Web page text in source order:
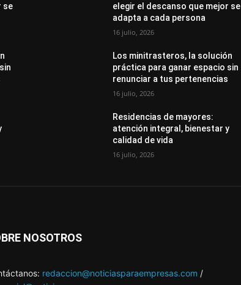
se
elegir el descanso que mejor se
adapta a cada persona
16 julio, 2026
Los minitrasteros, la solución
práctica para ganar espacio sin
renunciar a tus pertenencias
16 julio, 2026
Residencias de mayores:
atención integral, bienestar y
calidad de vida
16 julio, 2026
NOSOTROS
redaccion@noticiasparaempresas.com /